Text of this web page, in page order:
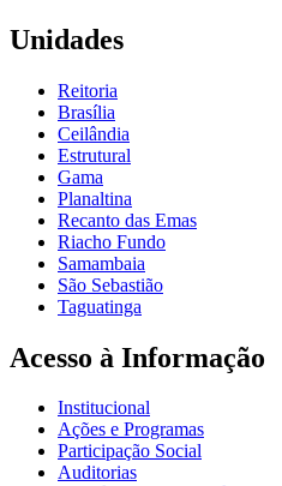
Unidades
Reitoria
Brasília
Ceilândia
Estrutural
Gama
Planaltina
Recanto das Emas
Riacho Fundo
Samambaia
São Sebastião
Taguatinga
Acesso à Informação
Institucional
Ações e Programas
Participação Social
Auditorias